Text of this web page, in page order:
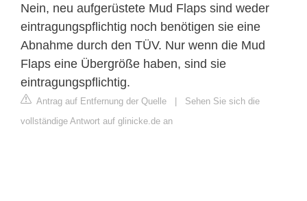
Nein, neu aufgerüstete Mud Flaps sind weder
eintragungspflichtig noch benötigen sie eine
Abnahme durch den TÜV. Nur wenn die Mud
Flaps eine Übergröße haben, sind sie
eintragungspflichtig.
Antrag auf Entfernung der Quelle | Sehen Sie sich die
vollständige Antwort auf glinicke.de an